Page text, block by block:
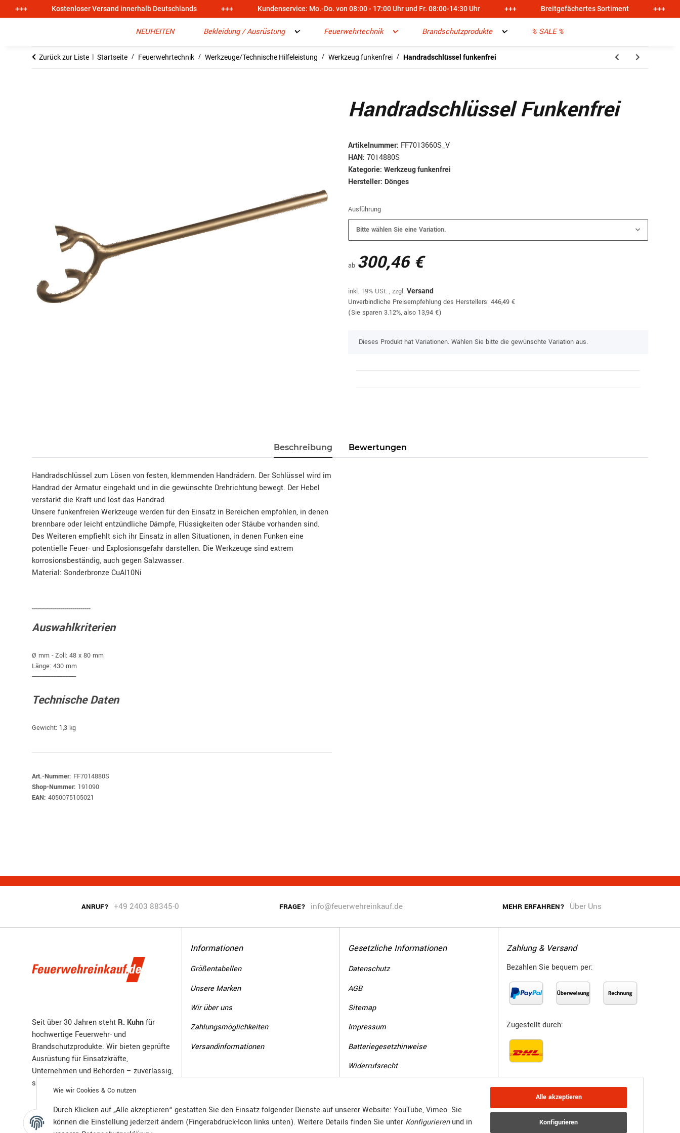
Alle akzeptieren
Konfigurieren
Wie wir Cookies & Co nutzen
Durch Klicken auf „Alle akzeptieren“ gestatten Sie den Einsatz folgender Dienste auf unserer Website: YouTube, Vimeo. Sie
können die Einstellung jederzeit ändern (Fingerabdruck-Icon links unten). Weitere Details finden Sie unter Konfigurierenund in
+++ Kostenloser Versand innerhalb Deutschlands +++ Kundenservice: Mo.-Do. von 08:00 - 17:00 Uhr und Fr. 08:00-14:30 Uhr +++ Breitgefächertes Sortiment +++
NEUHEITEN Bekleidung / Ausrüstung Feuerwehrtechnik Brandschutzprodukte % SALE %
Zurück zur Liste Startseite Feuerwehrtechnik Werkzeuge/Technische Hilfeleistung Werkzeug funkenfrei Handradschlüssel funkenfrei
Handradschlüssel Funkenfrei
Artikelnummer: FF7013660S_V
HAN: 7014880S
Kategorie: Werkzeug funkenfrei
Hersteller: Dönges
Ausführung
Bitte wählen Sie eine Variation.
ab 300,46 €
inkl. 19% USt. , zzgl. Versand
Unverbindliche Preisempfehlung des Herstellers: 446,49 €
(Sie sparen 3.12%, also 13,94 €)
xDieses Produkt hat Variationen. Wählen Sie bitte die gewünschte Variation aus.
Beschreibung Bewertungen
Handradschlüssel zum Lösen von festen, klemmenden Handrädern. Der Schlüssel wird im
Handrad der Armatur eingehakt und in die gewünschte Drehrichtung bewegt. Der Hebel
verstärkt die Kraft und löst das Handrad.
Unsere funkenfreien Werkzeuge werden für den Einsatz in Bereichen empfohlen, in denen
brennbare oder leicht entzündliche Dämpfe, Flüssigkeiten oder Stäube vorhanden sind.
Des Weiteren empfiehlt sich ihr Einsatz in allen Situationen, in denen Funken eine
potentielle Feuer- und Explosionsgefahr darstellen. Die Werkzeuge sind extrem
korrosionsbeständig, auch gegen Salzwasser.
Material: Sonderbronze CuAl10Ni
-----------------------------
Auswahlkriterien
Ø mm - Zoll: 48 x 80 mm
Länge: 430 mm
-----------------------------
Technische Daten
Gewicht: 1,3 kg
Art.-Nummer: FF7014880S
Shop-Nummer: 191090
EAN: 4050075105021
ANRUF? +49 2403 88345-0 FRAGE? info@feuerwehreinkauf.de MEHR ERFAHREN? Über Uns
Seit über 30 Jahren steht R. Kuhnfür
hochwertige Feuerwehr- und
Brandschutzprodukte. Wir bieten geprüfte
Ausrüstung für Einsatzkräfte,
Unternehmen und Behörden – zuverlässig,
sicher und zertifiziert.
Informationen
Größentabellen
Unsere Marken
Wir über uns
Zahlungsmöglichkeiten
Versandinformationen
Gesetzliche Informationen
Datenschutz
AGB
Sitemap
Impressum
Batteriegesetzhinweise
Widerrufsrecht
Zahlung & Versand
Bezahlen Sie bequem per:
Zugestellt durch:
Vertrag widerrufen